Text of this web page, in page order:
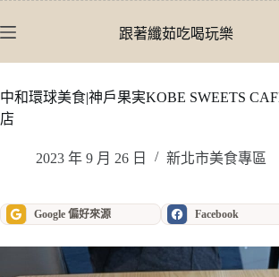
至
內
容
跟著纖茹吃喝玩樂
中和環球美食|神戶果実KOBE SWEETS
店
2023 年 9 月 26 日 新北市美食專區
Google 偏好來源 Facebook